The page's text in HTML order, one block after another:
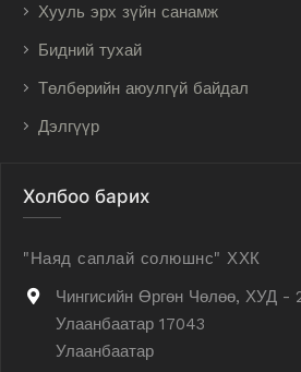
Хууль эрх зүйн санамж
Бидний тухай
Төлбөрийн аюулгүй байдал
Дэлгүүр
Холбоо барих
"Наяд саплай солюшнс" ХХК
Чингисийн Өргөн Чөлөө, ХУД -
Улаанбаатар 17043
Улаанбаатар